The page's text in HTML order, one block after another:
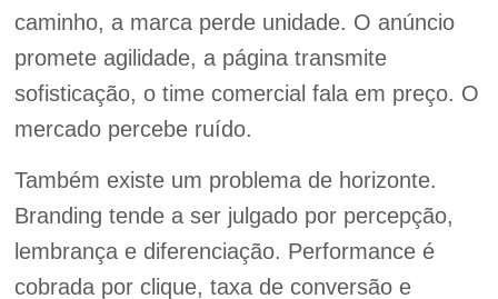
caminho, a marca perde unidade. O anúncio
promete agilidade, a página transmite
sofisticação, o time comercial fala em preço. O
mercado percebe ruído.
Também existe um problema de horizonte.
Branding tende a ser julgado por percepção,
lembrança e diferenciação. Performance é
cobrada por clique, taxa de conversão e